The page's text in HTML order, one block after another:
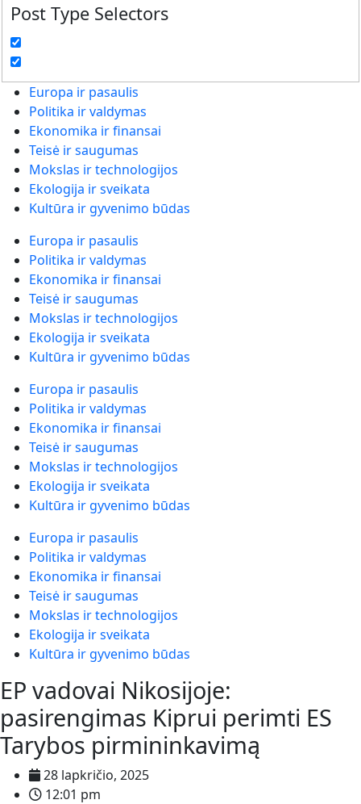
Post Type Selectors
Europa ir pasaulis
Politika ir valdymas
Ekonomika ir finansai
Teisė ir saugumas
Mokslas ir technologijos
Ekologija ir sveikata
Kultūra ir gyvenimo būdas
Europa ir pasaulis
Politika ir valdymas
Ekonomika ir finansai
Teisė ir saugumas
Mokslas ir technologijos
Ekologija ir sveikata
Kultūra ir gyvenimo būdas
Europa ir pasaulis
Politika ir valdymas
Ekonomika ir finansai
Teisė ir saugumas
Mokslas ir technologijos
Ekologija ir sveikata
Kultūra ir gyvenimo būdas
Europa ir pasaulis
Politika ir valdymas
Ekonomika ir finansai
Teisė ir saugumas
Mokslas ir technologijos
Ekologija ir sveikata
Kultūra ir gyvenimo būdas
EP vadovai Nikosijoje:
pasirengimas Kiprui perimti ES
Tarybos pirmininkavimą
28 lapkričio, 2025
12:01 pm